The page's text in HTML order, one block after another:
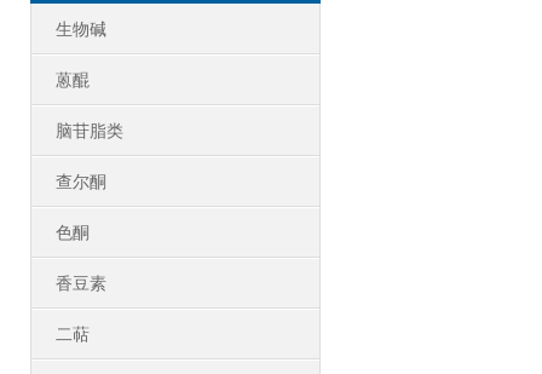
生物碱
蒽醌
脑苷脂类
查尔酮
色酮
香豆素
二萜